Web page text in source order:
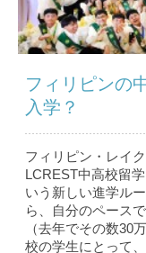
フィリピンの
入学？
フィリピン・レイ
LCREST中高校留
いう新しい進学ル
ら、自分のペース
（去年でその数30
校の学生にとって